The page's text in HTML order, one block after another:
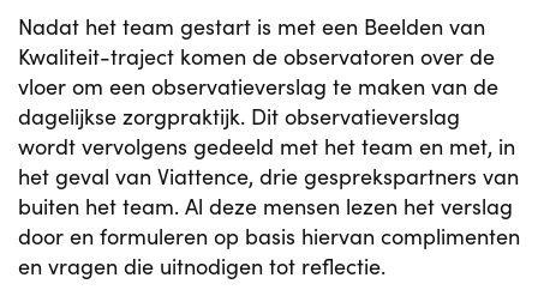
Nadat het team gestart is met een Beelden van
Kwaliteit-traject komen de observatoren over de
vloer om een observatieverslag te maken van de
dagelijkse zorgpraktijk. Dit observatieverslag
wordt vervolgens gedeeld met het team en met, in
het geval van Viattence, drie gesprekspartners van
buiten het team. Al deze mensen lezen het verslag
door en formuleren op basis hiervan complimenten
en vragen die uitnodigen tot reflectie.